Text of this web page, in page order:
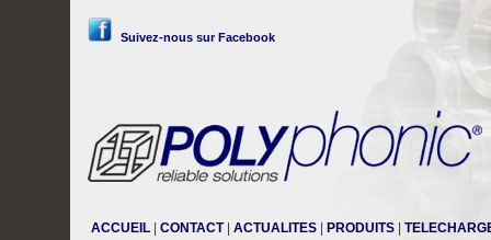
Suivez-nous sur Facebook
ACCUEIL CONTACT| ACTUALITES PRODUITS